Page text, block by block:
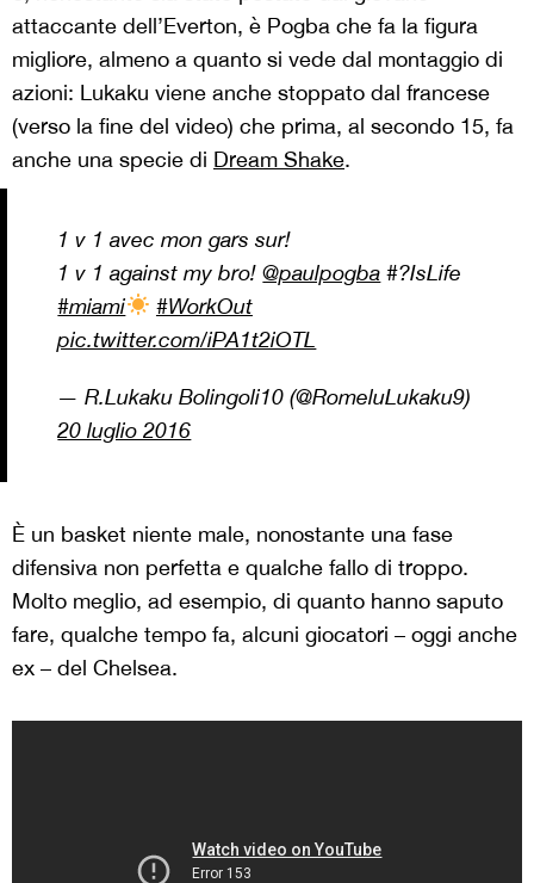
attaccante dell’Everton, è Pogba che fa la figura
migliore, almeno a quanto si vede dal montaggio di
azioni: Lukaku viene anche stoppato dal francese
(verso la fine del video) che prima, al secondo 15, fa
anche una specie di Dream Shake.
1 v 1 avec mon gars sur!
1 v 1 against my bro!@paulpogba #?IsLife
#miami
#WorkOut
pic.twitter.com/iPA1t2iOTL
— R.Lukaku Bolingoli10 (@RomeluLukaku9)
20 luglio 2016
È un basket niente male, nonostante una fase
difensiva non perfetta e qualche fallo di troppo.
Molto meglio, ad esempio, di quanto hanno saputo
fare, qualche tempo fa, alcuni giocatori – oggi anche
ex – del Chelsea.